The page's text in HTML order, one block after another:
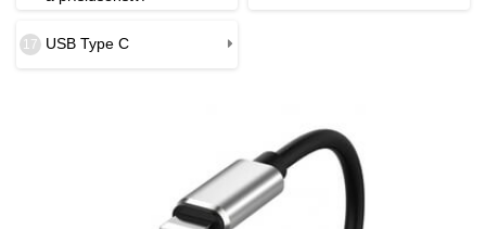
17 USB Type C